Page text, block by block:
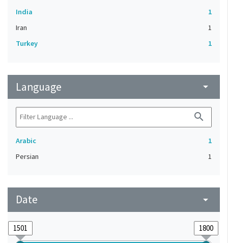
India
1
Iran
1
Turkey
1
Language arrow_drop_down
search
Arabic
1
Persian
1
Date arrow_drop_down